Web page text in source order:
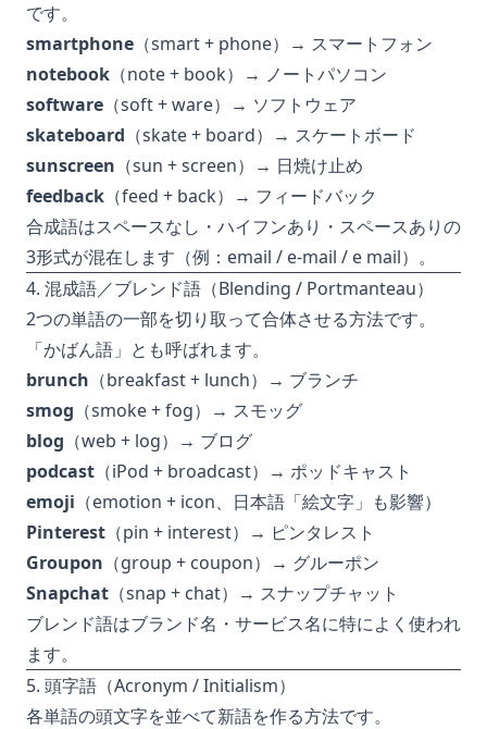
です。
smartphone （smart + phone）→ スマートフォン
notebook （note + book）→ ノートパソコン
software （soft + ware）→ ソフトウェア
skateboard （skate + board）→ スケートボード
sunscreen （sun + screen）→ 日焼け止め
feedback （feed + back）→ フィードバック
合成語はスペースなし・ハイフンあり・スペースありの
3形式が混在します（例：email / e-mail / e mail）。
4. 混成語／ブレンド語（Blending / Portmanteau）
2つの単語の一部を切り取って合体させる方法です。
「かばん語」とも呼ばれます。
brunch （breakfast + lunch）→ ブランチ
smog （smoke + fog）→ スモッグ
blog （web + log）→ ブログ
podcast （iPod + broadcast）→ ポッドキャスト
emoji （emotion + icon、日本語「絵文字」も影響）
Pinterest （pin + interest）→ ピンタレスト
Groupon （group + coupon）→ グルーポン
Snapchat （snap + chat）→ スナップチャット
ブレンド語はブランド名・サービス名に特によく使われ
ます。
5. 頭字語（Acronym / Initialism）
各単語の頭文字を並べて新語を作る方法です。